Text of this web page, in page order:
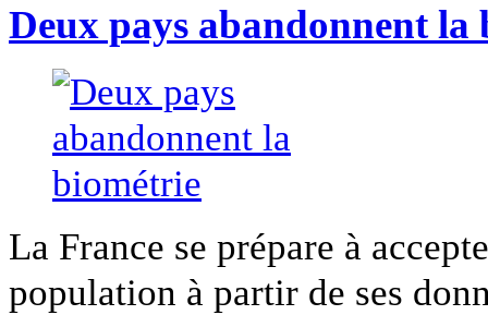
Deux pays abandonnent la
La France se prépare à
population à partir de ses